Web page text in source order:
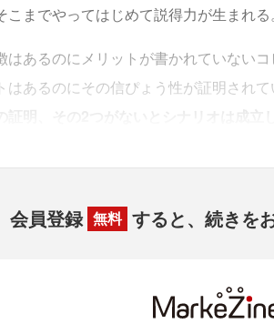
こまでやってはじめて説得力が生まれる。
あるのにメリットが書かれていない
はあるのにその信ぴょう性が証明されて
会員登録 無料 すると、続きを